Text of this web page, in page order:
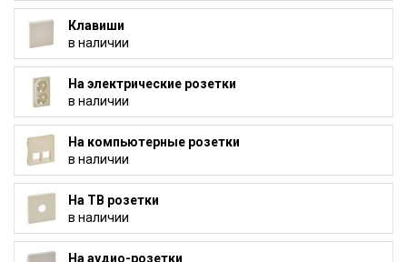
Клавиши
в наличии
На электрические розетки
в наличии
На компьютерные розетки
в наличии
На ТВ розетки
в наличии
На аудио-розетки